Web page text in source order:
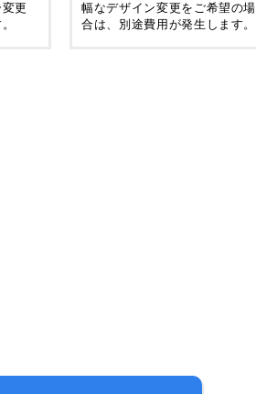
更
幅なデザイン変更をご希望の場
合は、別途費用が発生します。